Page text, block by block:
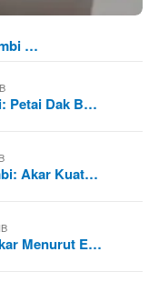
…
Petai Dak B…
Akar Kuat…
Menurut E…